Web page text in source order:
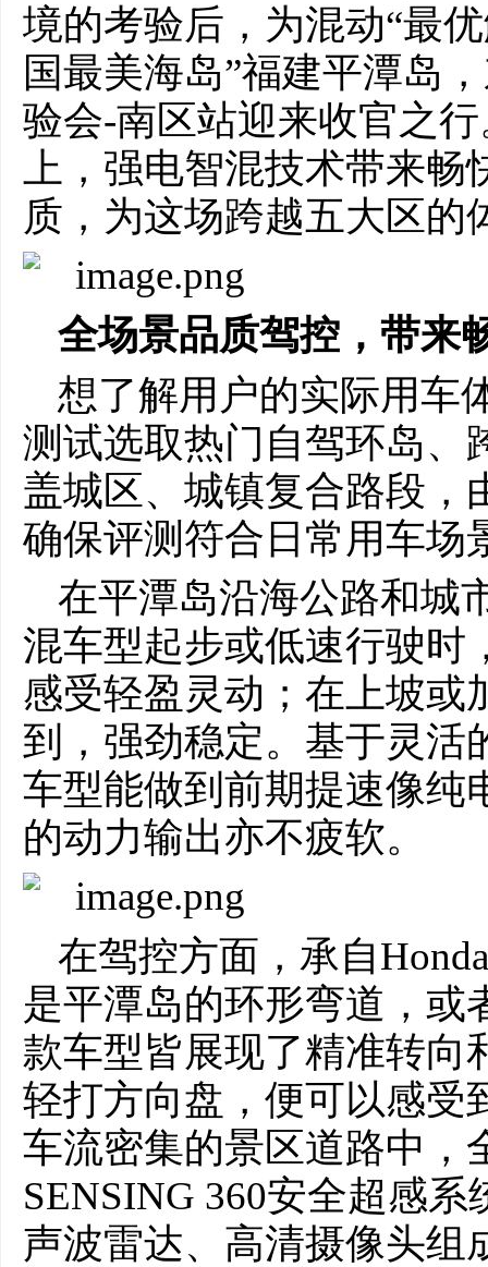
境的考验后，为混动“最
国最美海岛”福建平潭岛
验会-南区站迎来收官之
上，强电智混技术带来
质，为这场跨越五大区的
全场景品质驾控，带来
想了解用户的实际用车
测试选取热门自驾环岛、
盖城区、城镇复合路段，
确保评测符合日常用车场
在平潭岛沿海公路和城
混车型起步或低速行驶时
感受轻盈灵动；在上坡或
到，强劲稳定。基于灵活
车型能做到前期提速像纯
的动力输出亦不疲软。
在驾控方面，承自
是平潭岛的环形弯道，或
款车型皆展现了精准转向
轻打方向盘，便可以感受
车流密集的景区道路中，
SENSING 360安全超感
声波雷达、高清摄像头组